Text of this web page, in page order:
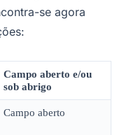
se agora
Campo aberto e/ou
sob abrigo
Campo aberto